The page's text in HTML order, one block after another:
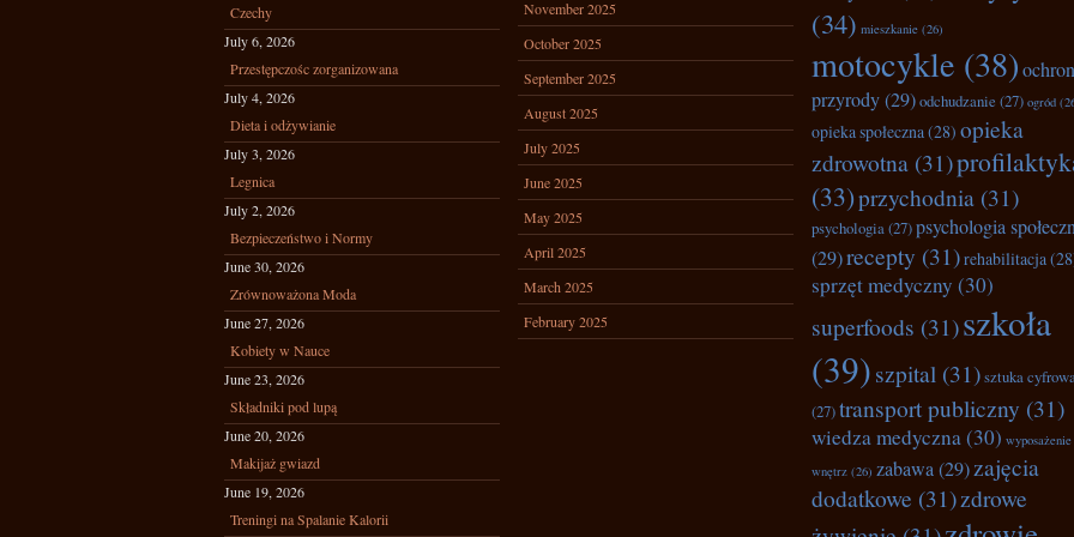
Czechy
July 6, 2026
Przestępczośc zorganizowana
July 4, 2026
Dieta i odżywianie
July 3, 2026
Legnica
July 2, 2026
Bezpieczeństwo i Normy
June 30, 2026
Zrównoważona Moda
June 27, 2026
Kobiety w Nauce
June 23, 2026
Składniki pod lupą
June 20, 2026
Makijaż gwiazd
June 19, 2026
Treningi na Spalanie Kalorii
November 2025
October 2025
September 2025
August 2025
July 2025
June 2025
May 2025
April 2025
March 2025
February 2025
(34) mieszkanie (26)
motocykle (38)
przyrody(29)odchudzanie (27) ogród
opieka społeczna(28) opieka
zdrowotna (31)
(33)przychodnia (31)
psychologia(27)psychologia
(29)recepty (31)rehabilitacja
sprzęt medyczny (30)
superfoods (31)szkoła
(39)szpital (31)sztuka
(27)transport publiczny (31)
wiedza medyczna(30) wyposażenie
wnętrz (26) zabawa(29)zajęcia
dodatkowe (31)zdrowe